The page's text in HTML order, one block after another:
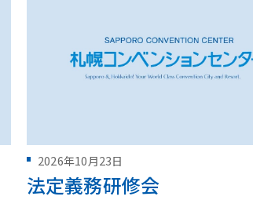
2026年10月23日
法定義務研修会